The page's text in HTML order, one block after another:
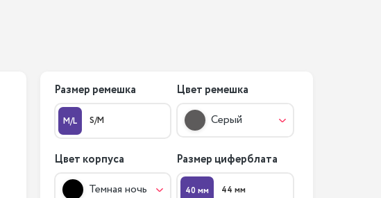
Размер ремешка
M/L S/M
Цвет ремешка
Серый
Цвет корпуса
Темная ночь
Размер циферблата
40 мм 44 мм